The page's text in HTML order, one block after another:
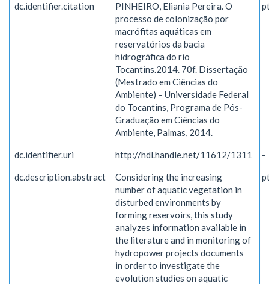
dc.identifier.citation
PINHEIRO, Eliania Pereira. O
processo de colonização por
macrófitas aquáticas em
reservatórios da bacia
hidrográfica do rio
Tocantins.2014. 70f. Dissertação
(Mestrado em Ciências do
Ambiente) – Universidade Federal
do Tocantins, Programa de Pós-
Graduação em Ciências do
Ambiente, Palmas, 2014.
dc.identifier.uri http://hdl.handle.net/11612/1311 -
dc.description.abstract
Considering the increasing
number of aquatic vegetation in
disturbed environments by
forming reservoirs, this study
analyzes information available in
the literature and in monitoring of
hydropower projects documents
in order to investigate the
evolution studies on aquatic